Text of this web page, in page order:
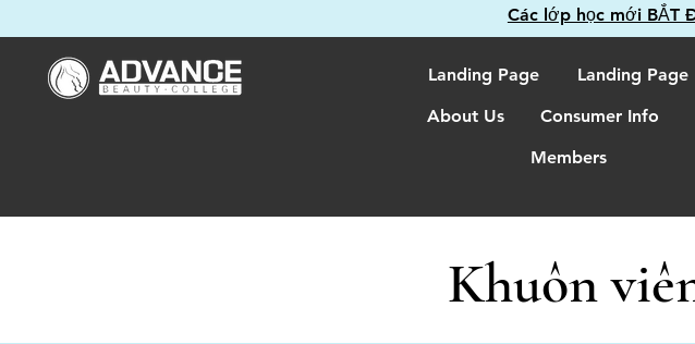
Các lớp học mới BẮT
Landing Page Landing Page
About Us
Consumer Info
Members
Khuôn